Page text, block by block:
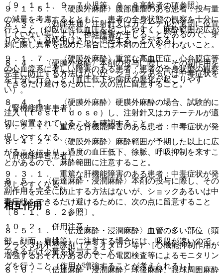
９．１．６． 〈硬膜外麻酔〉腹部腫瘤のある患者：投与量
の減量を考慮するとともに、患者の全身状態の観察を十分に
行うこと（仰臥位性低血圧を起こしやすく、麻酔範囲が広が
りやすい；麻酔中はさらに増悪することがある）。
９．１．７． 〈硬膜外麻酔〉重篤な高血圧症、心弁膜症等
の心血管系に著しい障害のある患者：患者の全身状態の観察
を十分に行うこと（血圧低下や病状の悪化が起こりやす
い）。
（腎機能障害患者）
９．２．１． 重篤な腎機能障害のある患者：中毒症状が発
現しやすくなる。
（肝機能障害患者）
９．３．１． 重篤な肝機能障害のある患者：中毒症状が発
現しやすくなる。
相互作用
１０．２． 併用注意：
クラス３抗不整脈剤（アミオダロン等）［心機能抑制作用が
増強するおそれがあるので、心電図検査等によるモニタリン
グを行うこと（作用が増強することが考えられる）］。
〔９．１．１、９．７小児等、９．８高齢者の項参照〕。
８．３． 〈効能共通〉注射針又はカテーテルが適切に位置
していない等により、神経障害が生じることがあるので、穿
刺に際し異常を認めた場合には本剤の注入を行わないこと。
８．４． 〈硬膜外麻酔〉本剤の投与に際し、その副作用を
完全に防止する方法はないが、ショックあるいは中毒症状を
できるだけ避けるために、次の点に留意すること。
８．４．１． 〈硬膜外麻酔〉硬膜外麻酔の場合、試験的に
注入（ｔｅｓｔ ｄｏｓｅ）し、注射針又はカテーテルが適
切に留置されていることを確認すること。
８．４．２． 〈硬膜外麻酔〉麻酔範囲が予期した以上に広
がることにより、過度の血圧低下、徐脈、呼吸抑制を来すこ
とがあるので、麻酔範囲に注意すること。
８．５． 〈伝達麻酔・浸潤麻酔〉本剤の投与に際し、その
副作用を完全に防止する方法はないが、ショックあるいは中
毒症状をできるだけ避けるために、次の点に留意すること
〔８．１、８．２参照〕。
８．５．１． 〈伝達麻酔・浸潤麻酔〉血管の多い部位（頭
部、顔面、扁桃等）に注射する場合には、吸収が速いので、
できるだけ少量を投与すること。
８．６． 〈伝達麻酔・浸潤麻酔〉球後麻酔、眼球周囲麻酔